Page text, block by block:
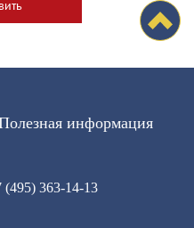
информация
(495) 363-14-13